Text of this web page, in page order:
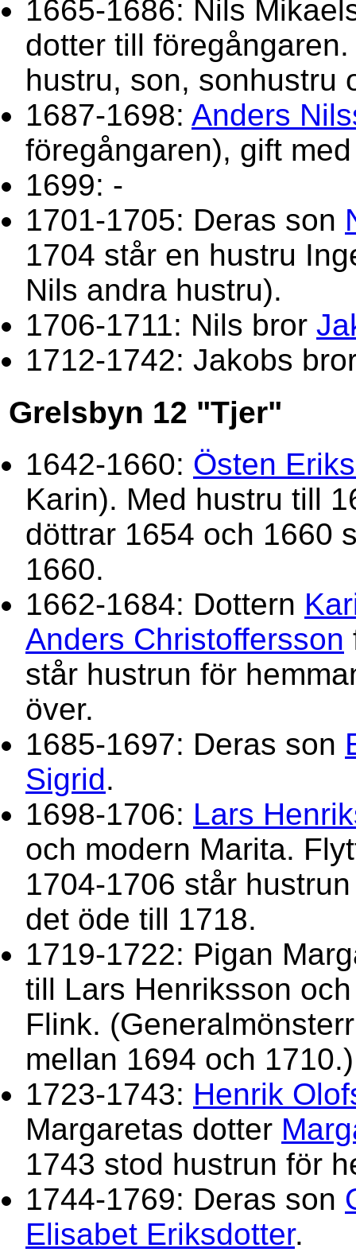
1665-1686: Nils
dotter till
hustru, son, sonhustru
1687-1698: Anders
föregångaren), gift
1699: -
1701-1705: Deras son
1704 står en hustru
Nils andra hustru).
1706-1711: Nils bror
1712-1742: Jakobs
Grelsbyn 12 "Tjer"
1642-1660: Östen
Karin). Med hustru till
döttrar 1654 och 1660
1660.
1662-1684: Dottern
Anders Christoffersson
står hustrun för
över.
1685-1697: Deras son
Sigrid.
1698-1706: Lars
och modern Marita.
1704-1706 står
det öde till 1718.
1719-1722: Pigan
till Lars Henriksson
Flink.
mellan 1694 och 1710.)
1723-1743: Henrik
Margaretas dotter
1743 stod hustrun för
1744-1769: Deras son
Elisabet Eriksdotter.